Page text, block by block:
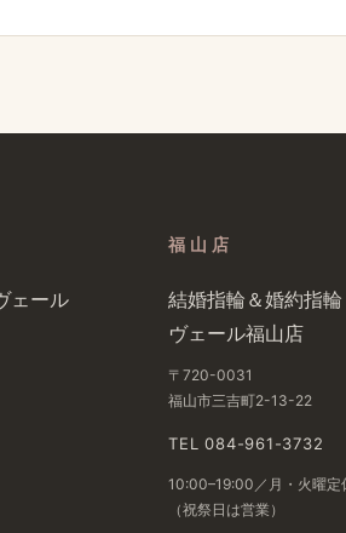
ェール​
福山店
結婚​指輪＆婚約指輪
ヴェール福山店
〒720-0031
福山市三吉町2-13-22
TEL 084-961-3732
10:00–19:00／月・火曜定
（祝祭日は​営業）